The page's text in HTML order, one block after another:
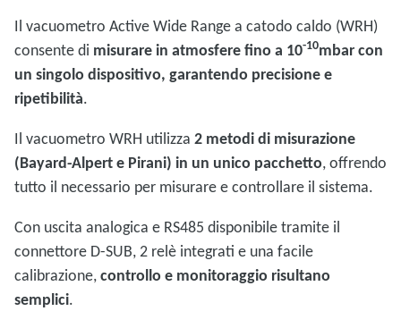
Il vacuometro Active Wide Range a catodo caldo (WRH)
consente di misurare in atmosfere fino a 10-10mbar con
un singolo dispositivo, garantendo precisione e
ripetibilità.
Il vacuometro WRH utilizza 2 metodi di misurazione
(Bayard-Alpert e Pirani) in un unico pacchetto, offrendo
tutto il necessario per misurare e controllare il sistema.
Con uscita analogica e RS485 disponibile tramite il
connettore D-SUB, 2 relè integrati e una facile
calibrazione,controllo e monitoraggio risultano
semplici.